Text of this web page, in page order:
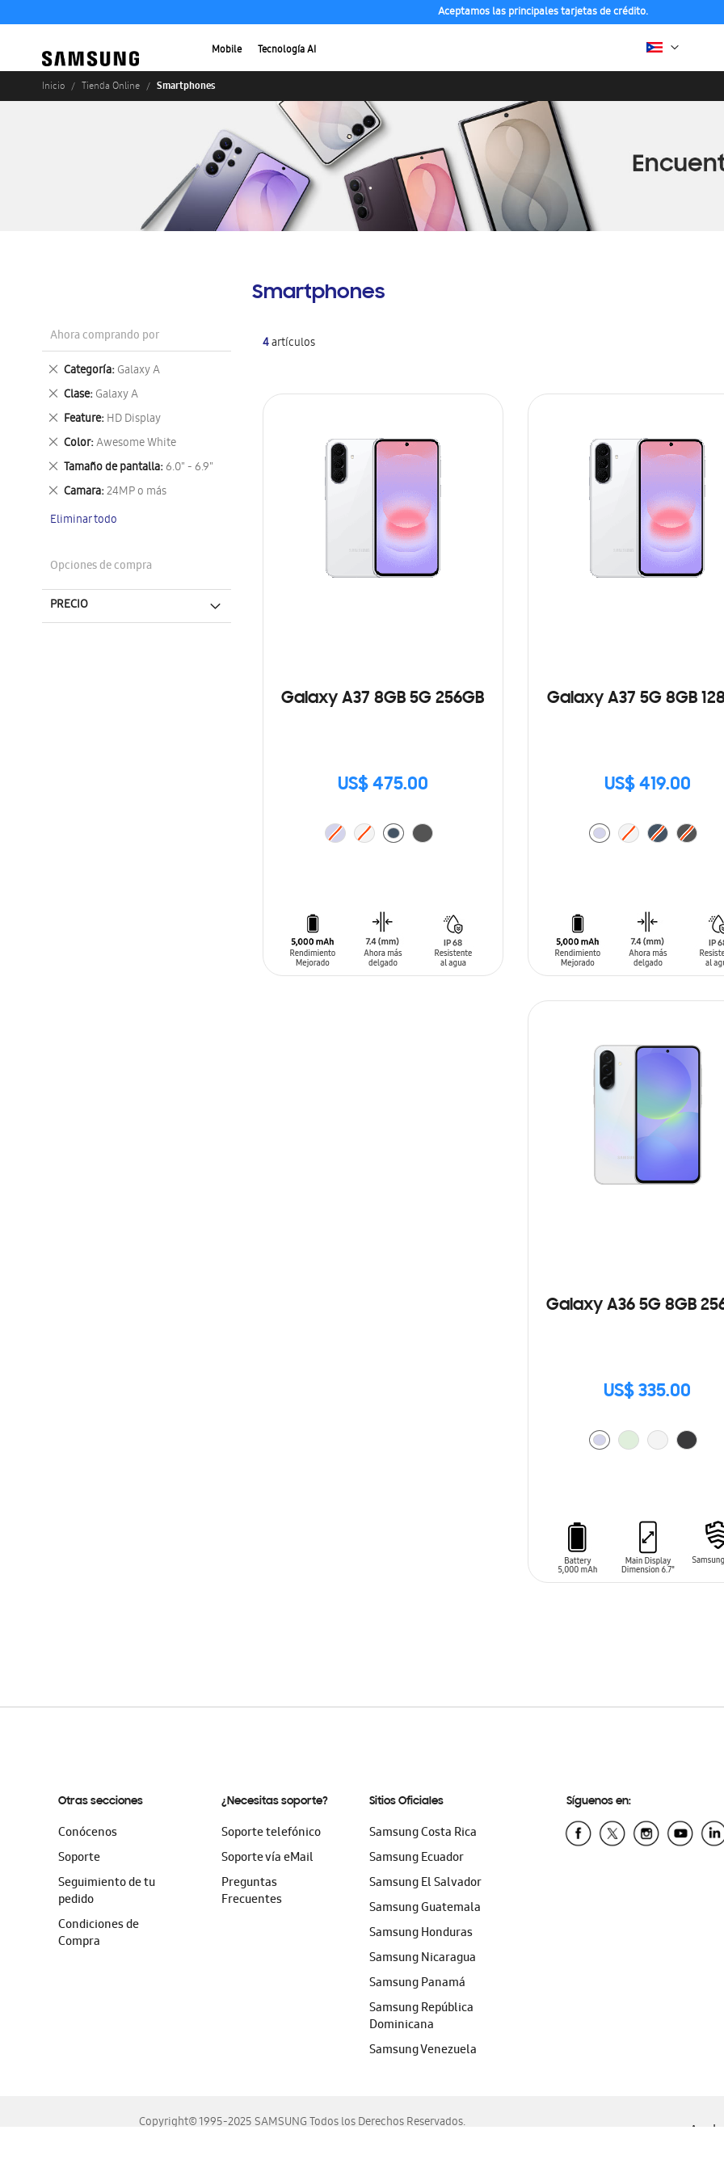
Aceptamos las principales tarjetas de crédito.
Mobile Tecnología AI
Inicio Tienda Online Smartphones
Smartphones
4artículos
Galaxy A37 8GB 5G 256GB
US$ 475.00
Galaxy A37 5G 8GB
US$ 419.00
Galaxy A36 5G 8GB
US$ 335.00
Ahora comprando por
Categoría Galaxy A
Eliminar
este
artículo
Clase Galaxy A
Eliminar
este
artículo
Feature HD Display
Eliminar
este
artículo
Color Awesome White
Eliminar
este
artículo
Tamaño de pantalla 6.0" - 6.9"
Eliminar
este
artículo
Camara 24MP o más
Eliminar
artículo
Eliminar todo
Opciones de compra
PRECIO
Otras secciones
Conócenos
Soporte
Seguimiento de tu
pedido
Condiciones de
Compra
¿Necesitas soporte?
Soporte telefónico
Soporte vía eMail
Preguntas
Frecuentes
Sitios Oficiales
Samsung Costa Rica
Samsung Ecuador
Samsung El Salvador
Samsung Guatemala
Samsung Honduras
Samsung Nicaragua
Samsung Panamá
Samsung República
Dominicana
Samsung Venezuela
Síguenos en:
Copyright© 1995-2025 SAMSUNG Todos los Derechos Reservados.